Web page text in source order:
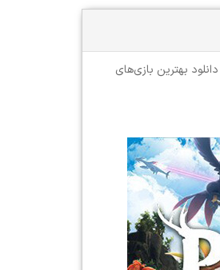
دانلود بهترین بازی‌های